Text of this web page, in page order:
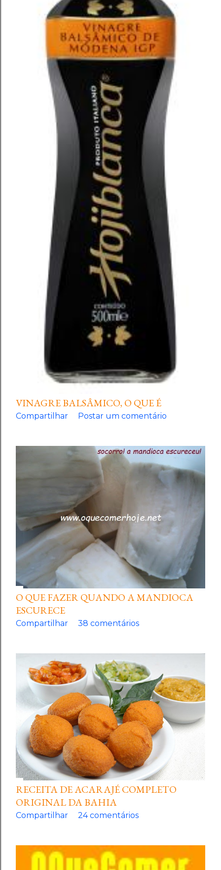
VINAGRE BALSÂMICO, O QUE É
Compartilhar Postar um comentário
O QUE FAZER QUANDO A MANDIOCA
ESCURECE
Compartilhar 38 comentários
RECEITA DE ACARAJÉ COMPLETO
ORIGINAL DA BAHIA
Compartilhar 24 comentários